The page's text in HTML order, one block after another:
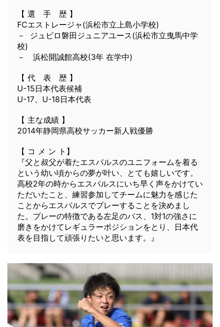
【 選 手 歴 】
FCエストレージャ(浜松市立上島小学校)
－ ジュビロ磐田ジュニアユース(浜松市立曳馬中学
校)
－ 浜松開誠館高校(3年 在学中)
【 代 表 歴 】
U-15日本代表候補
U-17、U-18日本代表
【 主な成績 】
2014年静岡県高校サッカー新人戦優勝
【 コ メ ン ト】
『父と叔父が着たエスパルスのユニフォームを着る
という幼い頃からの夢が叶い、とても嬉しいです。
高校2年の時からエスパルスにいち早く声をかけてい
ただいたこと、練習参加してチームに魅力を感じた
ことからエスパルスでプレーすることを決めまし
た。プレーの特徴である左足のパス、1対1の強さに
磨きをかけてレギュラーポジションをとり、日本代
表を目指して頑張りたいと思います。』